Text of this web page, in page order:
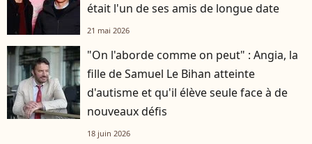
était l'un de ses amis de longue date
21 mai 2026
"On l'aborde comme on peut" : Angia, la
fille de Samuel Le Bihan atteinte
d'autisme et qu'il élève seule face à de
nouveaux défis
18 juin 2026